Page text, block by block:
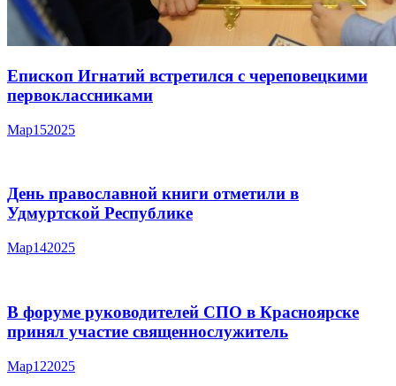
Епископ Игнатий встретился с череповецкими
первоклассниками
Мар152025
День православной книги отметили в
Удмуртской Республике
Мар142025
В форуме руководителей СПО в Красноярске
принял участие священнослужитель
Мар122025